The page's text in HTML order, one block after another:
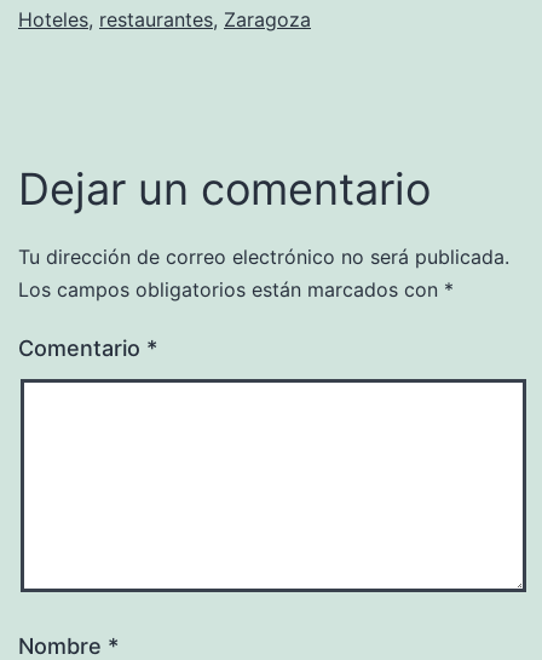
Hoteles, restaurantes, Zaragoza
Dejar un comentario
Tu dirección de correo electrónico no será publicada.
Los campos obligatorios están marcados con *
Comentario *
Nombre *